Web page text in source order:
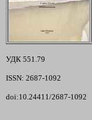
УДК 551.79
ISSN: 2687-1092
doi:10.24411/2687-1092